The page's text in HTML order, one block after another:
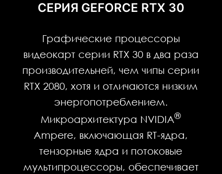
СЕРИЯ GEFORCE RTX 30
Графические процессоры
видеокарт серии RTX 30 в два раза
производительней, чем чипы серии
RTX 2080, хотя и отличаются низким
энергопотреблением.
Микроархитектура NVIDIA®
Ampere, включающая RT-ядра,
тензорные ядра и потоковые
мультипроцессоры, обеспечивает